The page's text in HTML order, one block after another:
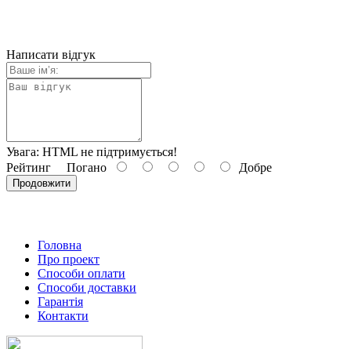
Написати відгук
Увага: HTML не підтримується!
Рейтинг Погано Добре
Продовжити
Головна
Про проект
Способи оплати
Способи доставки
Гарантiя
Контакти